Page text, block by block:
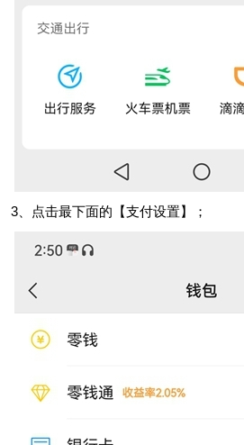
3、点击最下面的【支付设置】；